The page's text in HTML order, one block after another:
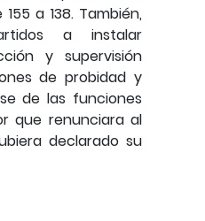
a 138. También,
a instalar
y supervisión
de probidad y
de las funciones
que renunciara al
declarado su